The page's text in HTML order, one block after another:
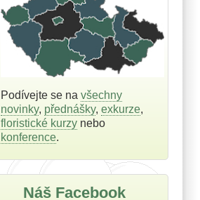
Podívejte se na všechny
novinky, přednášky, exkurze,
floristické kurzynebo
konference.
Náš Facebook